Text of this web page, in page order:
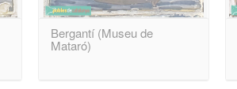
Bergantí (Museu de
Mataró)